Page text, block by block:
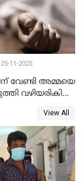
11-2025
വേണ്ടി അമ്മയെ
വഴിയരികിൽ
View All